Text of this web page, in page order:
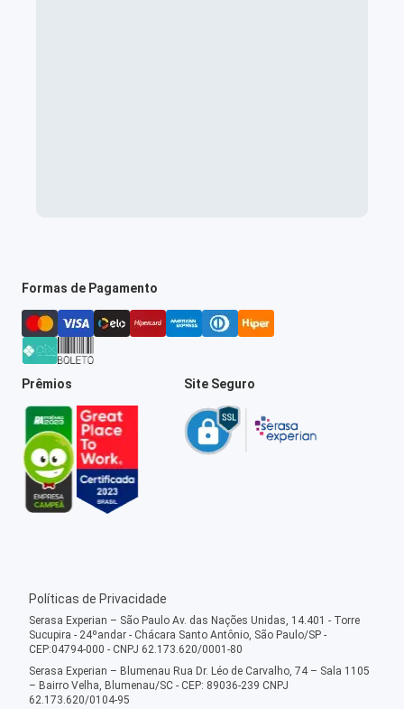
Formas de Pagamento
Prêmios Site Seguro
Políticas de Privacidade
Serasa Experian – São Paulo Av. das Nações Unidas, 14.401 - Torre
Sucupira - 24ºandar - Chácara Santo Antônio, São Paulo/SP -
CEP:04794-000 - CNPJ 62.173.620/0001-80
Serasa Experian – Blumenau Rua Dr. Léo de Carvalho, 74 – Sala 1105
– Bairro Velha, Blumenau/SC - CEP: 89036-239 CNPJ
62.173.620/0104-95